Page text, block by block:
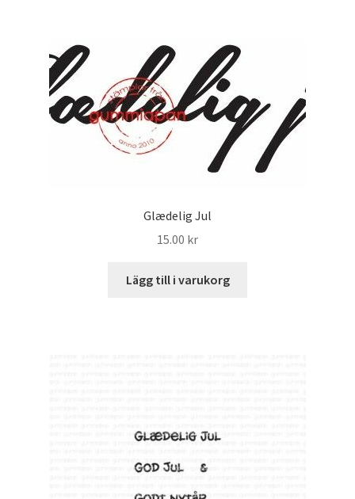
Glædelig Jul
15.00 kr
Lägg till i varukorg